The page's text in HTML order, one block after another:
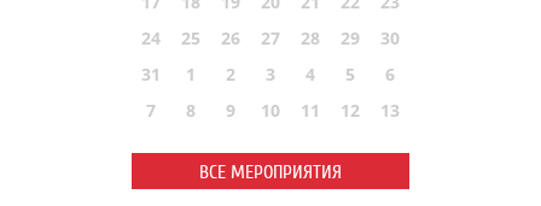
24
25 26 27 28 29
30
31
1 2 3 4 5
6
7
8 9 10 11 12 13
ВСЕ МЕРОПРИЯТИЯ